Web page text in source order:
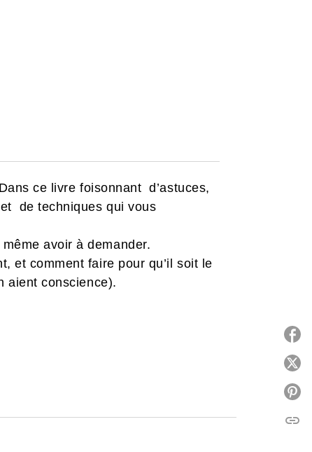
ce livre foisonnant d’astuces,
de techniques qui vous
avoir à demander.
et comment faire pour qu’il soit le
aient conscience).
link